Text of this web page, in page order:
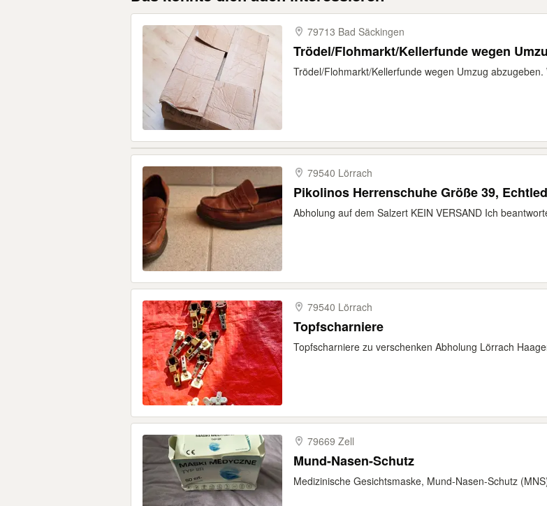
79713 Bad Säckingen
Trödel/Flohmarkt/Kellerfunde wegen
Trödel/Flohmarkt/Kellerfunde wegen Umzug
79540 Lörrach
Pikolinos Herrenschuhe Größe 39,
Abholung auf dem Salzert KEIN VERSAND Ich
79540 Lörrach
Topfscharniere
Topfscharniere zu verschenken Abholung Lörrach
79669 Zell
Mund-Nasen-Schutz
Medizinische Gesichtsmaske, Mund-Nasen-Schutz